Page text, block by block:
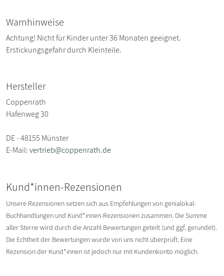
Warnhinweise
Achtung! Nicht für Kinder unter 36 Monaten geeignet.
Erstickungsgefahr durch Kleinteile.
Hersteller
Coppenrath
Hafenweg 30
DE - 48155 Münster
E-Mail:vertrieb@coppenrath.de
Kund*innen-Rezensionen
Unsere Rezensionen setzen sich aus Empfehlungen von genialokal-
Buchhandlungen und Kund*innen-Rezensionen zusammen. Die Summe
aller Sterne wird durch die Anzahl Bewertungen geteilt (und ggf. gerundet).
Die Echtheit der Bewertungen wurde von uns nicht überprüft. Eine
Rezension der Kund*innen ist jedoch nur mit Kundenkonto möglich.